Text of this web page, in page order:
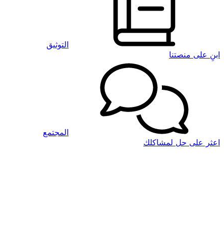
التوثيق
ابنِ على منصتنا
المجتمع
اعثر على حل لمشاكلك